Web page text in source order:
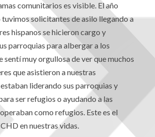
comunitarios es visible. El año
tuvimos solicitantes de asilo llegando a
hispanos se hicieron cargo y
parroquias para albergar a los
sentí muy orgullosa de ver que muchos
que asistieron a nuestras
liderando sus parroquias y
ser refugios o ayudando a las
como refugios. Este es el
en nuestras vidas.